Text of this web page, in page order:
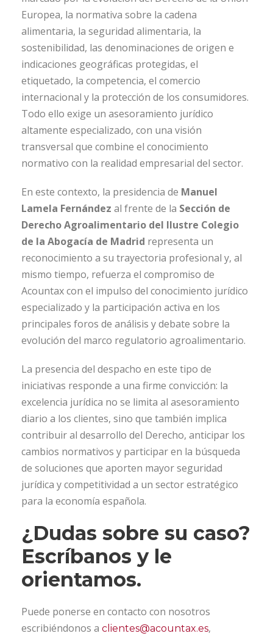
Europea, la normativa sobre la cadena
alimentaria, la seguridad alimentaria, la
sostenibilidad, las denominaciones de origen e
indicaciones geográficas protegidas, el
etiquetado, la competencia, el comercio
internacional y la protección de los consumidores.
Todo ello exige un asesoramiento jurídico
altamente especializado, con una visión
transversal que combine el conocimiento
normativo con la realidad empresarial del sector.
En este contexto, la presidencia de Manuel
Lamela Fernández al frente de la Sección de
Derecho Agroalimentario del Ilustre Colegio
de la Abogacía de Madrid representa un
reconocimiento a su trayectoria profesional y, al
mismo tiempo, refuerza el compromiso de
Acountax con el impulso del conocimiento jurídico
especializado y la participación activa en los
principales foros de análisis y debate sobre la
evolución del marco regulatorio agroalimentario.
La presencia del despacho en este tipo de
iniciativas responde a una firme convicción: la
excelencia jurídica no se limita al asesoramiento
diario a los clientes, sino que también implica
contribuir al desarrollo del Derecho, anticipar los
cambios normativos y participar en la búsqueda
de soluciones que aporten mayor seguridad
jurídica y competitividad a un sector estratégico
para la economía española.
¿Dudas sobre su caso?
Escríbanos y le
orientamos.
Puede ponerse en contacto con nosotros
escribiéndonos a clientes@acountax.es,